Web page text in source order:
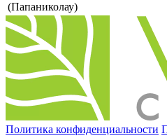
(Папаниколау)
Политика конфиденциальности